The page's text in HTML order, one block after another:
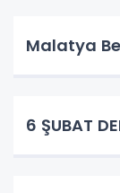
Malatya
6 ŞUBAT